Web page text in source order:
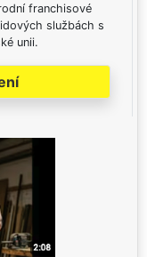
franchisové
službách s
unii.